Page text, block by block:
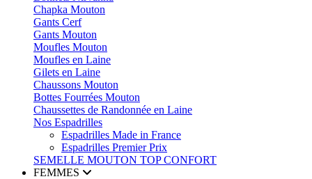
Chapka Mouton
Gants Cerf
Gants Mouton
Moufles Mouton
Moufles en Laine
Gilets en Laine
Chaussons Mouton
Bottes Fourrées Mouton
Chaussettes de Randonnée en Laine
Nos Espadrilles
Espadrilles Made in France
Espadrilles Premier Prix
SEMELLE MOUTON TOP CONFORT
FEMMES